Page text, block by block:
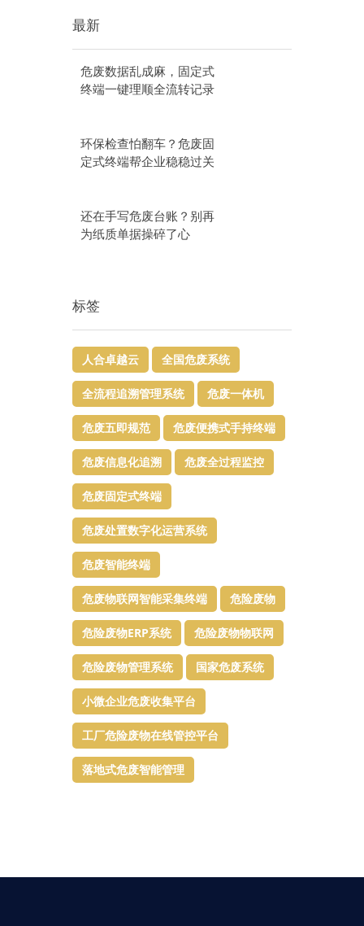
最新
危废数据乱成麻，固定式
终端一键理顺全流转记录
环保检查怕翻车？危废固
定式终端帮企业稳稳过关
还在手写危废台账？别再
为纸质单据操碎了心
标签
人合卓越云 全国危废系统
全流程追溯管理系统 危废一体机
危废五即规范 危废便携式手持终端
危废信息化追溯 危废全过程监控
危废固定式终端
危废处置数字化运营系统
危废智能终端
危废物联网智能采集终端 危险废物
危险废物ERP系统 危险废物物联网
危险废物管理系统 国家危废系统
小微企业危废收集平台
工厂危险废物在线管控平台
落地式危废智能管理